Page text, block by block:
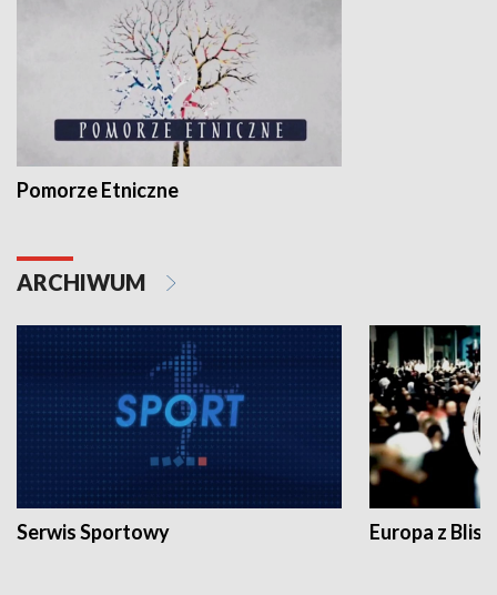
Pomorze Etniczne
ARCHIWUM
Serwis Sportowy Europa z